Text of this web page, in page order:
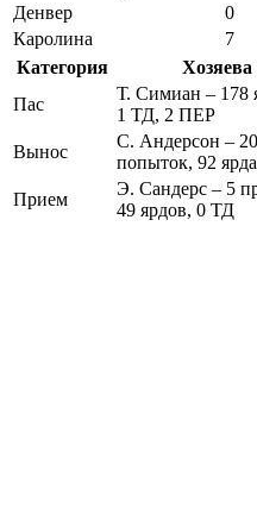
Денвер
0
Каролина
7
Категория
Хозяева
Пас
Т. Симиан – 178
1 ТД, 2 ПЕР
Вынос
С. Андерсон – 20
попыток, 92
Прием
Э. Сандерс – 5
49 ярдов, 0 ТД